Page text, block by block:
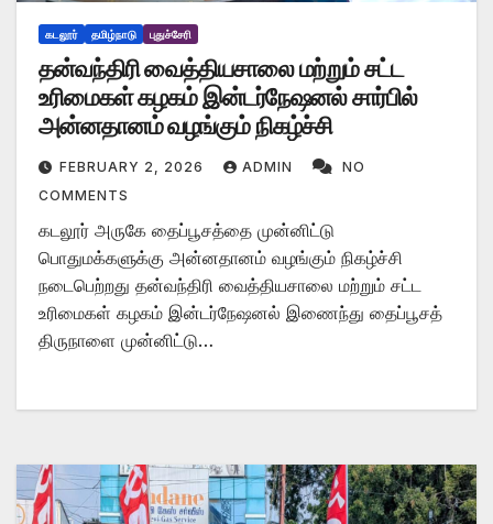
கடலூர் தமிழ்நாடு புதுச்சேரி
தன்வந்திரி வைத்தியசாலை மற்றும் சட்ட
உரிமைகள் கழகம் இன்டர்நேஷனல் சார்பில்
அன்னதானம் வழங்கும் நிகழ்ச்சி
FEBRUARY 2, 2026 ADMIN
NO
COMMENTS
கடலூர் அருகே தைப்பூசத்தை முன்னிட்டு
பொதுமக்களுக்கு அன்னதானம் வழங்கும் நிகழ்ச்சி
நடைபெற்றது தன்வந்திரி வைத்தியசாலை மற்றும் சட்ட
உரிமைகள் கழகம் இன்டர்நேஷனல் இணைந்து தைப்பூசத்
திருநாளை முன்னிட்டு…